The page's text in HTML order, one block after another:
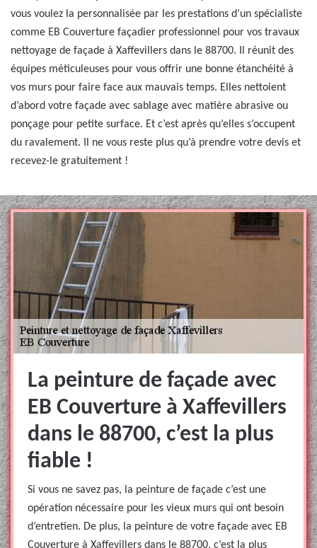
vous voulez la personnalisée par les prestations d’un spécialiste
comme EB Couverture façadier professionnel pour vos travaux
nettoyage de façade à Xaffevillers dans le 88700. Il réunit des
équipes méticuleuses pour vous offrir une bonne étanchéité à
vos murs pour faire face aux mauvais temps. Elles nettoient
d’abord votre façade avec sablage avec matière abrasive ou
ponçage pour petite surface. Et c’est après qu’elles s’occupent
du ravalement. Il ne vous reste plus qu’à prendre votre devis et
recevez-le gratuitement !
La peinture de façade avec
EB Couverture à Xaffevillers
dans le 88700, c’est la plus
fiable !
Si vous ne savez pas, la peinture de façade c’est une
opération nécessaire pour les vieux murs qui ont besoin
d’entretien. De plus, la peinture de votre façade avec EB
Couverture à Xaffevillers dans le 88700, c’est la plus